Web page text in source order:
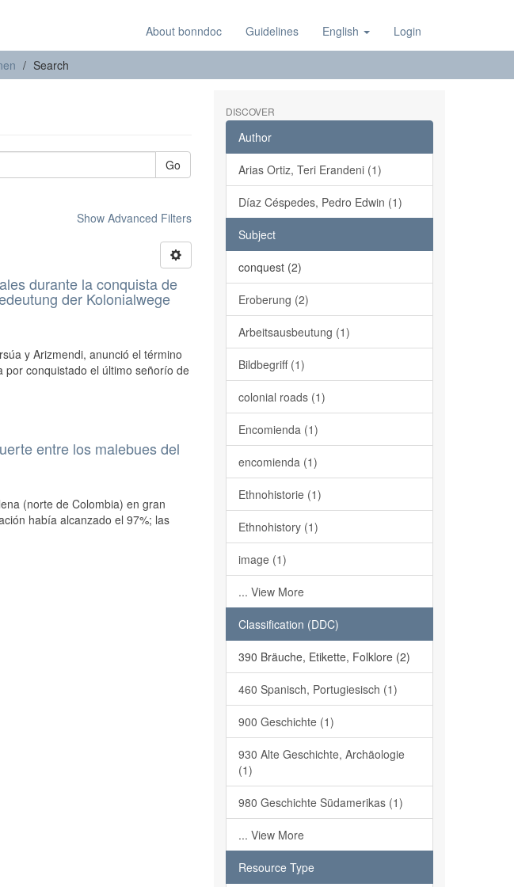
About bonndoc Guidelines English Login
Search
Go
Show Advanced Filters
durante la conquista de
der Kolonialwege
y Arizmendi, anunció el término
por conquistado el último señorío de
entre los malebues del
(norte de Colombia) en gran
había alcanzado el 97%; las
DISCOVER
Author
Arias Ortiz, Teri Erandeni (1)
Díaz Céspedes, Pedro Edwin (1)
Subject
conquest (2)
Eroberung (2)
Arbeitsausbeutung (1)
Bildbegriff (1)
colonial roads (1)
Encomienda (1)
encomienda (1)
Ethnohistorie (1)
Ethnohistory (1)
image (1)
... View More
Classification (DDC)
390 Bräuche, Etikette, Folklore (2)
460 Spanisch, Portugiesisch (1)
900 Geschichte (1)
930 Alte Geschichte, Archäologie
(1)
980 Geschichte Südamerikas (1)
... View More
Resource Type